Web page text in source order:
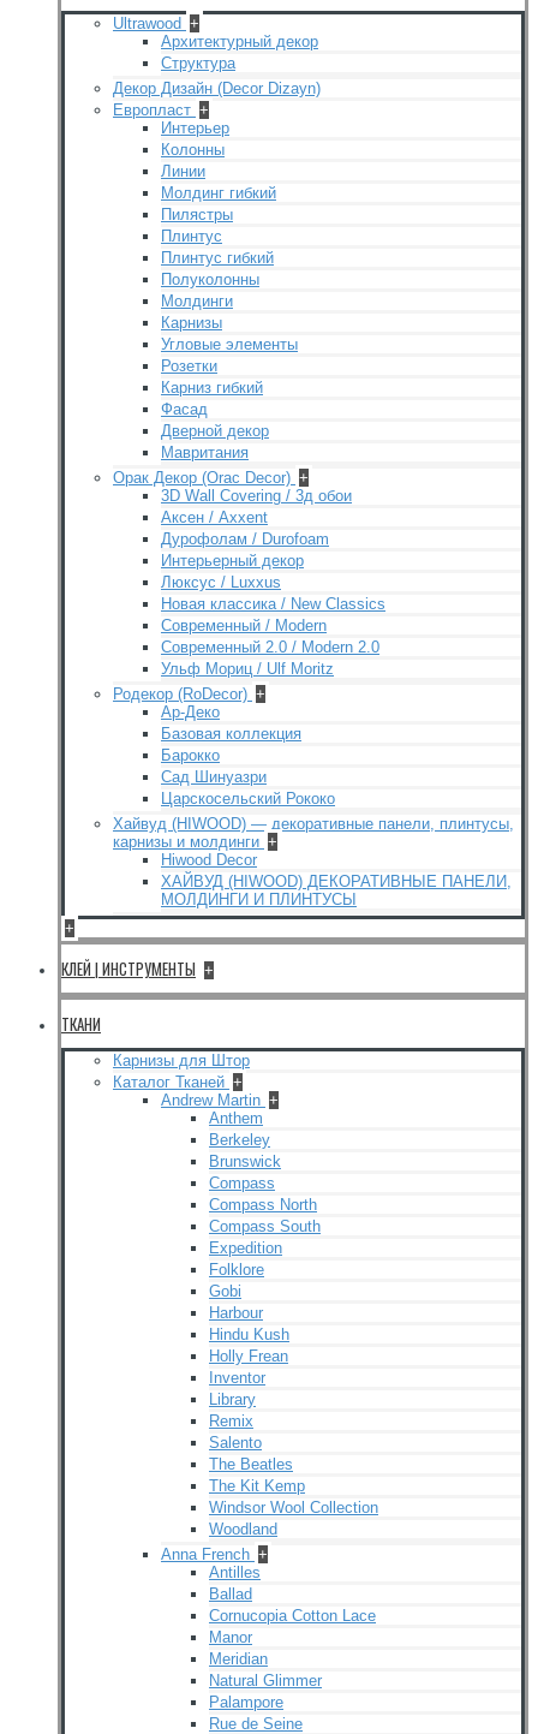
Ultrawood +
Архитектурный декор
Структура
Декор Дизайн (Decor Dizayn)
Европласт +
Интерьер
Колонны
Линии
Молдинг гибкий
Пилястры
Плинтус
Плинтус гибкий
Полуколонны
Молдинги
Карнизы
Угловые элементы
Розетки
Карниз гибкий
Фасад
Дверной декор
Мавритания
Орак Декор (Orac Decor) +
3D Wall Covering / 3д обои
Аксен / Axxent
Дурофолам / Durofoam
Интерьерный декор
Люксус / Luxxus
Новая классика / New Classics
Современный / Modern
Современный 2.0 / Modern 2.0
Ульф Мориц / Ulf Moritz
Родекор (RoDecor) +
Ар-Деко
Базовая коллекция
Барокко
Сад Шинуазри
Царскосельский Рококо
Хайвуд (HIWOOD) — декоративные панели, плинтусы,
карнизы и молдинги +
Hiwood Decor
ХАЙВУД (HIWOOD) ДЕКОРАТИВНЫЕ ПАНЕЛИ,
МОЛДИНГИ И ПЛИНТУСЫ
+
КЛЕЙ | ИНСТРУМЕНТЫ +
ТКАНИ
Карнизы для Штор
Каталог Тканей +
Andrew Martin +
Anthem
Berkeley
Brunswick
Compass
Compass North
Compass South
Expedition
Folklore
Gobi
Harbour
Hindu Kush
Holly Frean
Inventor
Library
Remix
Salento
The Beatles
The Kit Kemp
Windsor Wool Collection
Woodland
Anna French +
Antilles
Ballad
Cornucopia Cotton Lace
Manor
Meridian
Natural Glimmer
Palampore
Rue de Seine